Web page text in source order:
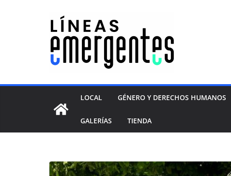
LOCAL GÉNERO Y DERECHOS HUMANOS
GALERÍAS TIENDA